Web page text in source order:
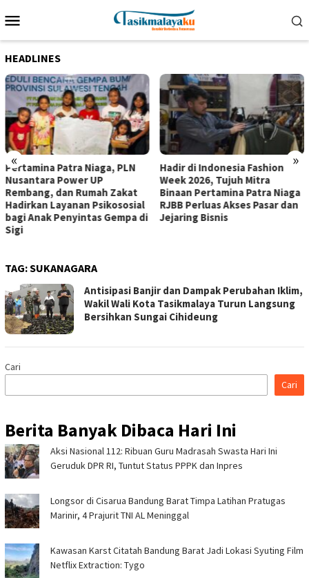
ke
Mobile
HEADLINES
« »
Pertamina Patra Niaga, PLN
Nusantara Power UP
Rembang, dan Rumah Zakat
Hadirkan Layanan Psikososial
bagi Anak Penyintas Gempa di
Sigi
Hadir di Indonesia Fashion
Week 2026, Tujuh Mitra
Binaan Pertamina Patra Niaga
RJBB Perluas Akses Pasar dan
Jejaring Bisnis
TAG:SUKANAGARA
Antisipasi Banjir dan Dampak Perubahan Iklim,
Wakil Wali Kota Tasikmalaya Turun Langsung
Bersihkan Sungai Cihideung
Cari
Cari
Berita Banyak Dibaca Hari Ini
Aksi Nasional 112: Ribuan Guru Madrasah Swasta Hari Ini
Geruduk DPR RI, Tuntut Status PPPK dan Inpres
Longsor di Cisarua Bandung Barat Timpa Latihan Pra­tugas
Marinir, 4 Prajurit TNI AL Meninggal
Kawasan Karst Citatah Bandung Barat Jadi Lokasi Syuting Film
Netflix Extraction: Tygo